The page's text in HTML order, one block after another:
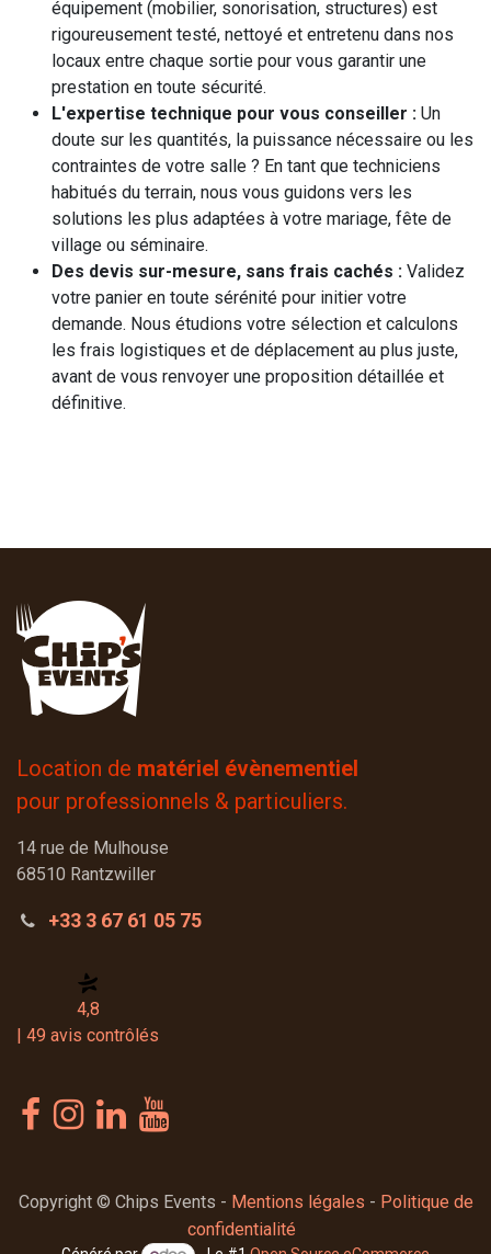
équipement (mobilier, sonorisation, structures) est
rigoureusement testé, nettoyé et entretenu dans nos
locaux entre chaque sortie pour vous garantir une
prestation en toute sécurité.
L'expertise technique pour vous conseiller : Un
doute sur les quantités, la puissance nécessaire ou les
contraintes de votre salle ? En tant que techniciens
habitués du terrain, nous vous guidons vers les
solutions les plus adaptées à votre mariage, fête de
village ou séminaire.
Des devis sur-mesure, sans frais cachés : Validez
votre panier en toute sérénité pour initier votre
demande. Nous étudions votre sélection et calculons
les frais logistiques et de déplacement au plus juste,
avant de vous renvoyer une proposition détaillée et
définitive.
Location de matériel évènementiel
pour professionnels & particuliers.
14 rue de Mulhouse
68510 Rantzwiller
+33 3 67 61 05 75
4,8
| 49 avis contrôlés
Copyright © Chips Events - Mentions légales - Politique de
confidentialité